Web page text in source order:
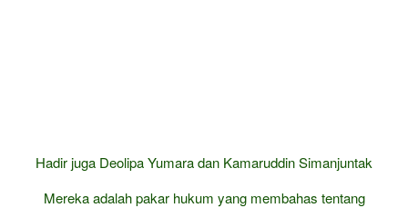
Hadir juga Deolipa Yumara dan Kamaruddin Simanjuntak
Mereka adalah pakar hukum yang membahas tentang